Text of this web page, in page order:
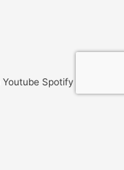
Youtube Spotify